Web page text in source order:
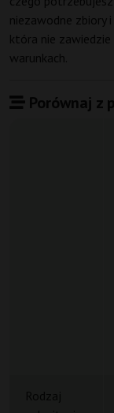
niezawodne zbiory
która nie
warunkach.
Porównaj z